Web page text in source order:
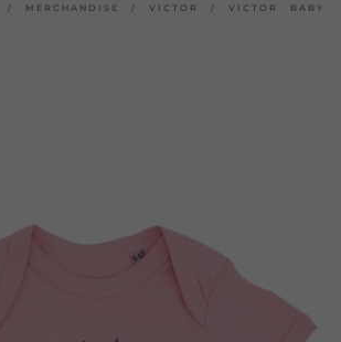
/ MERCHANDISE / VICTOR / VICTOR BABY